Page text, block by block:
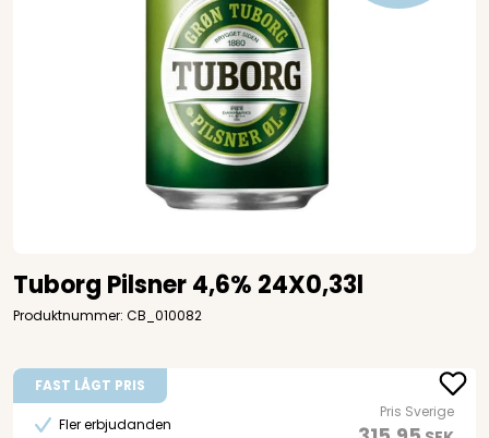
Tuborg Pilsner 4,6% 24X0,33l
Produktnummer: CB_010082
FAST LÅGT PRIS
Fler erbjudanden
Pris Sverige